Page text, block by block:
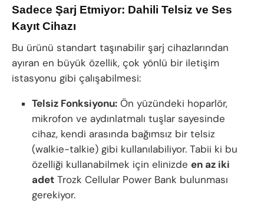
Sadece Şarj Etmiyor: Dahili Telsiz ve Ses
Kayıt Cihazı
Bu ürünü standart taşınabilir şarj cihazlarından
ayıran en büyük özellik, çok yönlü bir iletişim
istasyonu gibi çalışabilmesi:
Telsiz Fonksiyonu: Ön yüzündeki hoparlör,
mikrofon ve aydınlatmalı tuşlar sayesinde
cihaz, kendi arasında bağımsız bir telsiz
(walkie-talkie) gibi kullanılabiliyor. Tabii ki bu
özelliği kullanabilmek için elinizdeen az iki
adet Trozk Cellular Power Bank bulunması
gerekiyor.